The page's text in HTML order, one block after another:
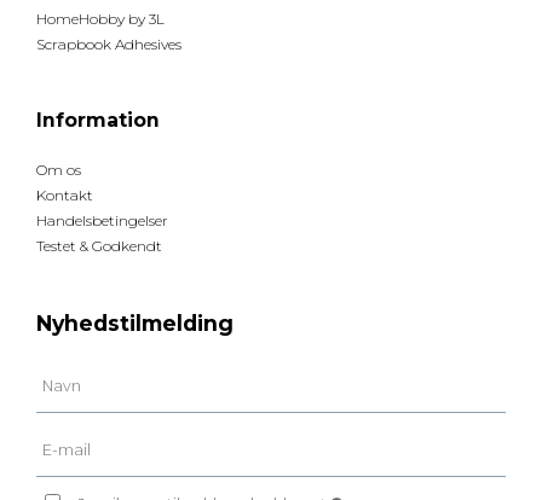
HomeHobby by 3L
Scrapbook Adhesives
Information
Om os
Kontakt
Handelsbetingelser
Testet & Godkendt
Nyhedstilmelding